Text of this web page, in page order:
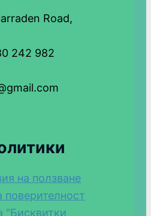
Road,
242 982
на ползване
поверителност
"Бисквитки